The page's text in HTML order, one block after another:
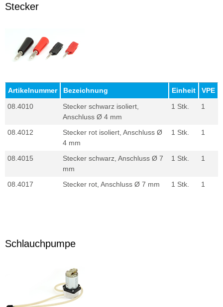
Stecker
Artikelnummer Bezeichnung Einheit
VPE
08.4010
Stecker schwarz isoliert,
Anschluss Ø 4 mm
1 Stk. 1
08.4012
Stecker rot isoliert, Anschluss Ø
4 mm
1 Stk. 1
08.4015
Stecker schwarz, Anschluss Ø 7
mm
1 Stk. 1
08.4017 Stecker rot, Anschluss Ø 7 mm 1 Stk. 1
Schlauchpumpe